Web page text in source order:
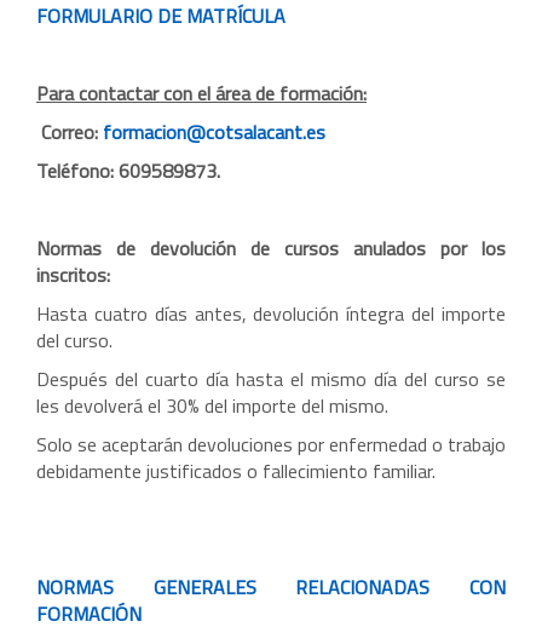
FORMULARIO DE MATRÍCULA
Para contactar con el área de formación:
Correo: formacion@cotsalacant.es
Teléfono: 609589873.
Normas de devolución de cursos anulados por los
inscritos:
Hasta cuatro días antes, devolución íntegra del importe
del curso.
Después del cuarto día hasta el mismo día del curso se
les devolverá el 30% del importe del mismo.
Solo se aceptarán devoluciones por enfermedad o trabajo
debidamente justificados o fallecimiento familiar.
NORMAS GENERALES RELACIONADAS CON
FORMACIÓN